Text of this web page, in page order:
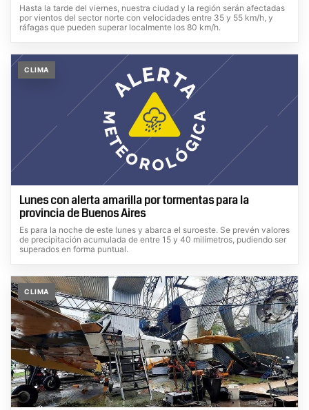
Hasta la tarde del viernes, nuestra ciudad y la región serán afectadas
por vientos del sector norte con velocidades entre 35 y 55 km/h, y
ráfagas que pueden superar localmente los 80 km/h.
CLIMA
Lunes con alerta amarilla por tormentas para la
provincia de Buenos Aires
Es para la noche de este lunes y abarca el suroeste. Se prevén valores
de precipitación acumulada de entre 15 y 40 milímetros, pudiendo ser
superados en forma puntual.
CLIMA